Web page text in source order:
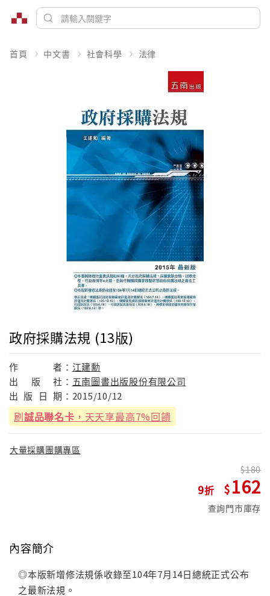
首頁 中文書 社會科學 法律
政府採購法規 (13版)
作 者： 江建勳
出
版 社： 五南圖書出版股份有限公司
出 版 日 期： 2015/10/12
刷誠品聯名卡 ，天天享最高7%回饋
大量採購團購專區
9
180
162
查詢門市庫存
內容簡介
◎本版新增修法規係收錄至104年7月14日總統正式公布
之最新法規。